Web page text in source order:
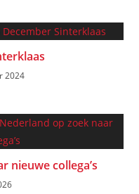
2024
nieuwe collega’s